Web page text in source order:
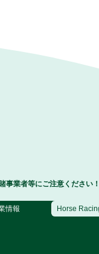
事業者等にご注意ください！
情報 Horse